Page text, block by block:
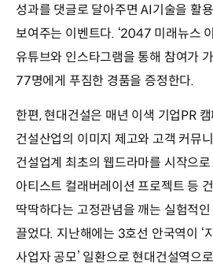
성과를 댓글로 달아주면 AI기술을 활
보여주는 이벤트다. ‘2047 미래뉴스
유튜브와 인스타그램을 통해 참여가
77명에게 푸짐한 경품을 증정한다.
한편, 현대건설은 매년 이색 기업PR
건설산업의 이미지 제고와 고객 커뮤
건설업계 최초의 웹드라마를 시작으
아티스트 컬래버레이션 프로젝트 등
딱딱하다는 고정관념을 깨는 실험적
끌었다. 지난해에는 3호선 안국역이 ‘
사업자 공모’ 일환으로 현대건설역으